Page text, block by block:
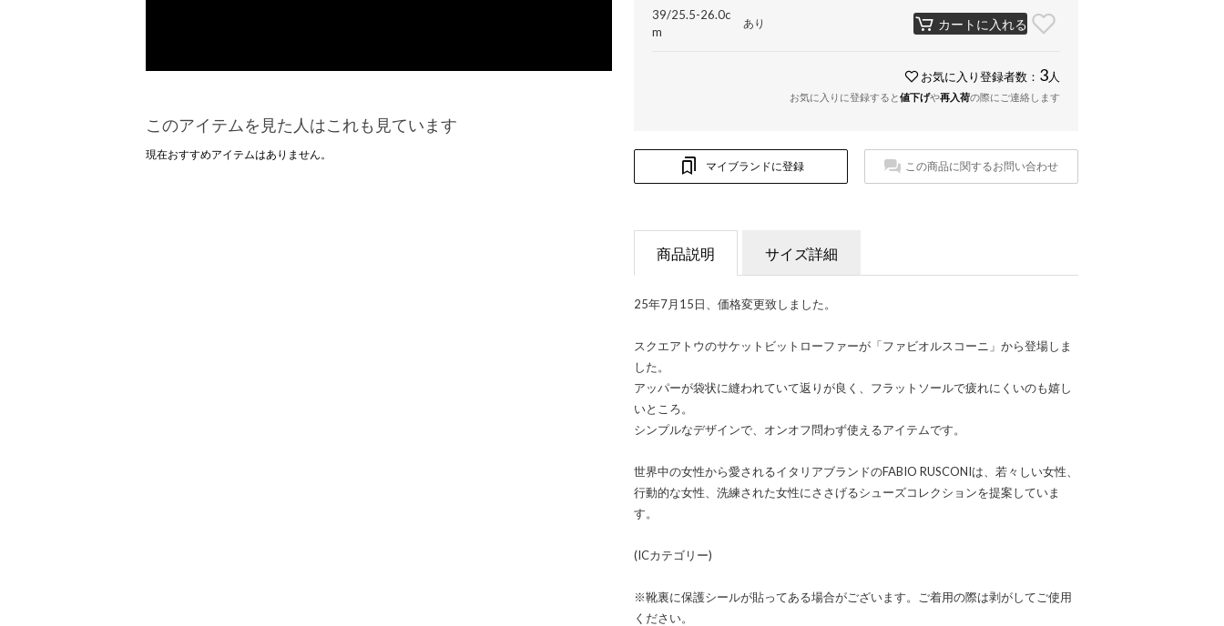
このアイテムを見た人はこれも見ています
現在おすすめアイテムはありません。
39/25.5-26.0c
m
あり カートに入れる
お気に入り登録者数： 3 人
お気に入りに登録すると値下げや再入荷の際にご連絡します
マイブランドに登録 この商品に関するお問い合わせ
商品説明 サイズ詳細
25年7月15日、価格変更致しました。
スクエアトウのサケットビットローファーが「ファビオルスコーニ」から登場しま
した。
アッパーが袋状に縫われていて返りが良く、フラットソールで疲れにくいのも嬉し
いところ。
シンプルなデザインで、オンオフ問わず使えるアイテムです。
世界中の女性から愛されるイタリアブランドのFABIO RUSCONIは、若々しい女性、
行動的な女性、洗練された女性にささげるシューズコレクションを提案していま
す。
(ICカテゴリー)
※靴裏に保護シールが貼ってある場合がございます。ご着用の際は剥がしてご使用
ください。